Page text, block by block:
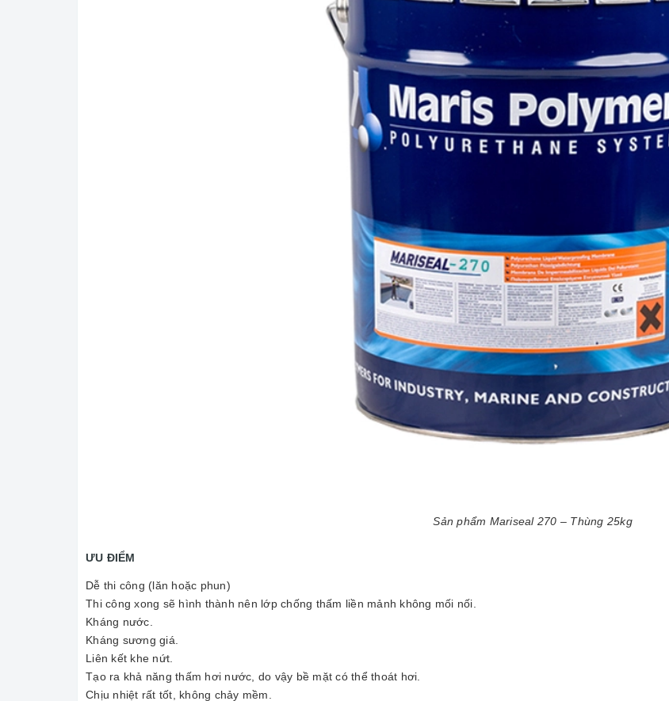
Sản phẩm Mariseal 270 – Thùng 25kg
ƯU ĐIỂM
Dễ thi công (lăn hoặc phun)
Thi công xong sẽ hình thành nên lớp chống thấm liền mảnh không mối nối.
Kháng nước.
Kháng sương giá.
Liên kết khe nứt.
Tạo ra khả năng thấm hơi nước, do vậy bề mặt có thể thoát hơi.
Chịu nhiệt rất tốt, không chảy mềm.